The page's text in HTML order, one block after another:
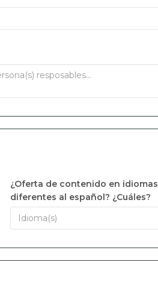
¿Oferta de contenido en idiomas
diferentes al español? ¿Cuáles?